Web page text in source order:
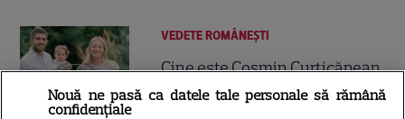
VEDETE ROMÂNEŞTI
Cine este Cosmin Curticăpean,
soțul Laurei Cosoi. Afaceri,
vârstă și povestea de iubire
Nouă ne pasă ca datele tale personale să rămână
confidențiale